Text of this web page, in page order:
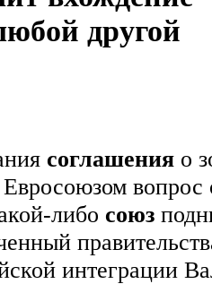
другой
соглашения о
вопрос
либо союз
интеграции